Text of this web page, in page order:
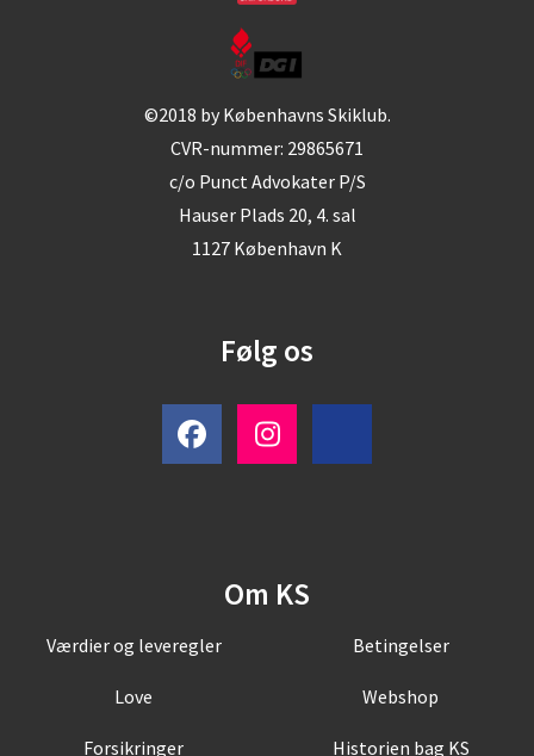
©2018 by Københavns Skiklub.
CVR-nummer: 29865671
c/o Punct Advokater P/S
Hauser Plads 20, 4. sal
1127 København K
Følg os
Om KS
Værdier og leveregler
Love
Forsikringer
Betingelser
Webshop
Historien bag KS